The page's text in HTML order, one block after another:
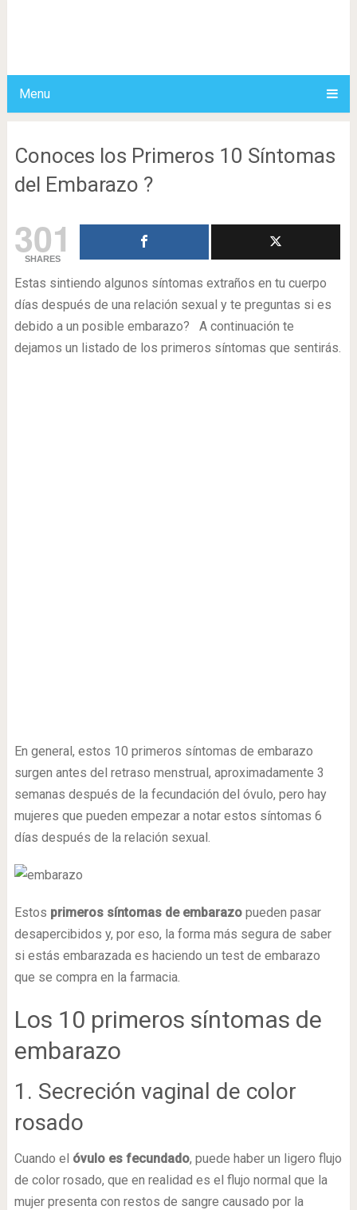
Menu
Conoces los Primeros 10 Síntomas
del Embarazo ?
301
SHARES
Estas sintiendo algunos síntomas extraños en tu cuerpo
días después de una relación sexual y te preguntas si es
debido a un posible embarazo? A continuación te
dejamos un listado de los primeros síntomas que sentirás.
En general, estos 10 primeros síntomas de embarazo
surgen antes del retraso menstrual, aproximadamente 3
semanas después de la fecundación del óvulo, pero hay
mujeres que pueden empezar a notar estos síntomas 6
días después de la relación sexual.
Estos primeros síntomas de embarazopueden pasar
desapercibidos y, por eso, la forma más segura de saber
si estás embarazada es haciendo un test de embarazo
que se compra en la farmacia.
Los 10 primeros síntomas de
embarazo
1. Secreción vaginal de color
rosado
Cuando el óvulo es fecundado, puede haber un ligero flujo
de color rosado, que en realidad es el flujo normal que la
mujer presenta con restos de sangre causado por la